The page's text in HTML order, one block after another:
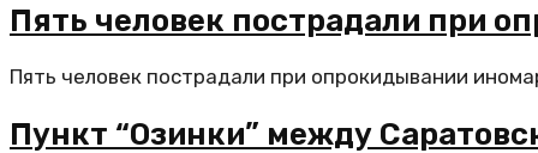
Пять человек пострадали при
Пять человек пострадали при опрокидывании
Пункт “Озинки” между